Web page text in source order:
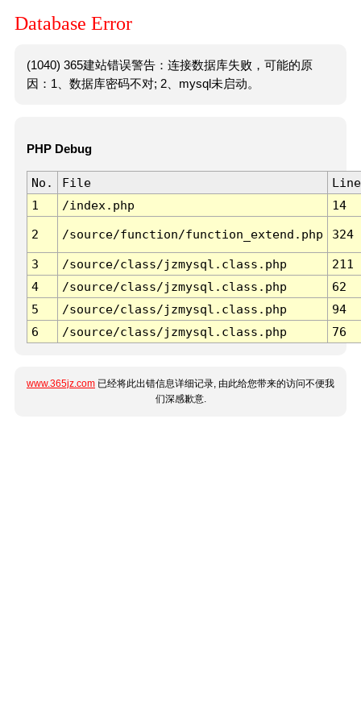
Database Error
(1040) 365建站错误警告：连接数据库失败，可能的原
因：1、数据库密码不对; 2、mysql未启动。
PHP Debug
No. File
Line
1
/index.php 14
2 /source/function/function_extend.php 324
3 /source/class/jzmysql.class.php
211
4
/source/class/jzmysql.class.php
62
5
/source/class/jzmysql.class.php
94
6
/source/class/jzmysql.class.php 76
www.365jz.com 已经将此出错信息详细记录, 由此给您带来的访问不便我
们深感歉意.